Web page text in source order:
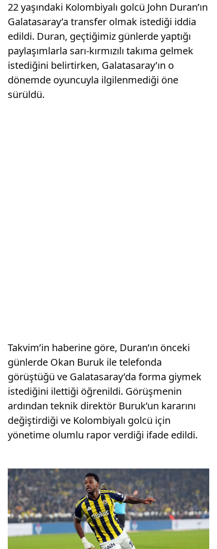
22 yaşındaki Kolombiyalı golcü John Duran’ın
Galatasaray’a transfer olmak istediği iddia
edildi. Duran, geçtiğimiz günlerde yaptığı
paylaşımlarla sarı-kırmızılı takıma gelmek
istediğini belirtirken, Galatasaray’ın o
dönemde oyuncuyla ilgilenmediği öne
sürüldü.
Takvim’in haberine göre, Duran’ın önceki
günlerde Okan Buruk ile telefonda
görüştüğü ve Galatasaray’da forma giymek
istediğini ilettiği öğrenildi. Görüşmenin
ardından teknik direktör Buruk’un kararını
değiştirdiği ve Kolombiyalı golcü için
yönetime olumlu rapor verdiği ifade edildi.